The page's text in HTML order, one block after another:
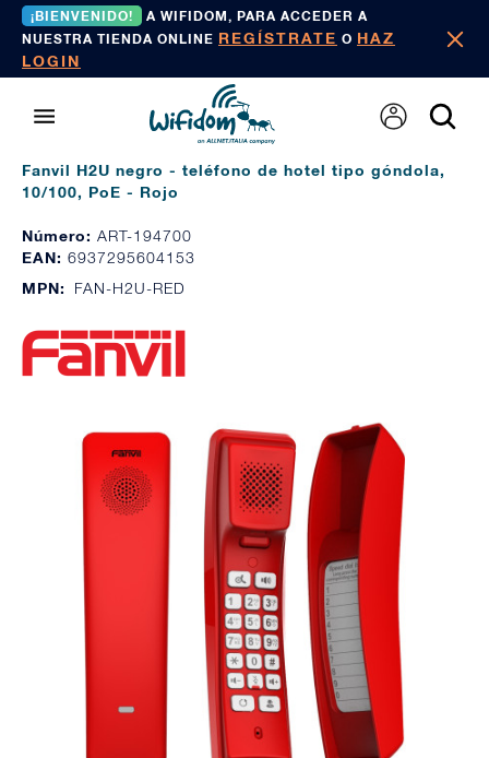
¡BIENVENIDO!
A WIFIDOM, PARA ACCEDER A
NUESTRA TIENDA ONLINE REGÍSTRATE O HAZ
LOGIN
Fanvil H2U negro - teléfono de hotel tipo góndola,
10/100, PoE - Rojo
Número: ART-194700
EAN: 6937295604153
MPN:
FAN-H2U-RED